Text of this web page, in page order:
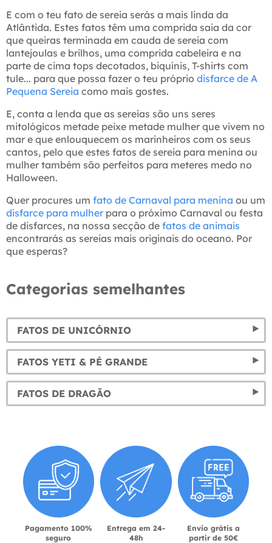
E com o teu fato de sereia serás a mais linda da
Atlântida. Estes fatos têm uma comprida saia da cor
que queiras terminada em cauda de sereia com
lantejoulas e brilhos, uma comprida cabeleira e na
parte de cima tops decotados, biquínis, T-shirts com
tule... para que possa fazer o teu próprio disfarce de A
Pequena Sereia como mais gostes.
E, conta a lenda que as sereias são uns seres
mitológicos metade peixe metade mulher que vivem no
mar e que enlouquecem os marinheiros com os seus
cantos, pelo que estes fatos de sereia para menina ou
mulher também são perfeitos para meteres medo no
Halloween.
Quer procures um fato de Carnaval para menina ou um
disfarce para mulher para o próximo Carnaval ou festa
de disfarces, na nossa secção de fatos de animais
encontrarás as sereias mais originais do oceano. Por
que esperas?
Categorias semelhantes
FATOS DE UNICÓRNIO
FATOS YETI & PÉ GRANDE
FATOS DE DRAGÃO
Pagamento 100%
seguro
Entrega em 24-
48h
Envio grátis a
partir de 50€